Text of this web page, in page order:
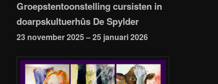
Groepstentoonstelling cursisten in
doarpskultuerhûs De Spylder
23 november 2025 – 25 januari 2026